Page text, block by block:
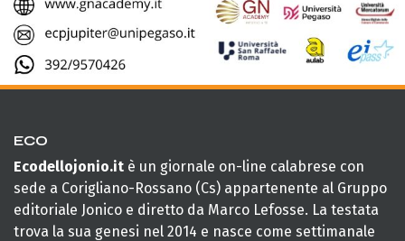
ECO
Ecodellojonio.it è un giornale on-line calabrese con
sede a Corigliano-Rossano (Cs) appartenente al Gruppo
editoriale Jonico e diretto da Marco Lefosse. La testata
trova la sua genesi nel 2014 e nasce come settimanale